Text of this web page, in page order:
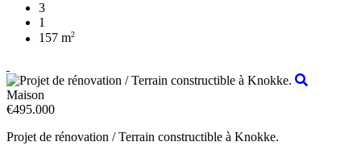
3
1
157 m2
Maison
€495.000
Projet de rénovation / Terrain constructible à Knokke.